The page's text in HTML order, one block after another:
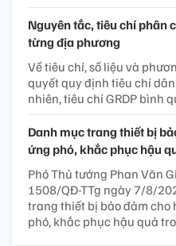
Nguyên tắc, tiêu chí phân
từng địa phương
Về tiêu chí, số liệu và
quyết quy định tiêu chí
nhiên, tiêu chí GRDP bình
Danh mục trang thiết bị
ứng phó, khắc phục hậu
Phó Thủ tướng Phan Văn
1508/QĐ-TTg ngày 7/8/
trang thiết bị bảo đảm cho
phó, khắc phục hậu quả